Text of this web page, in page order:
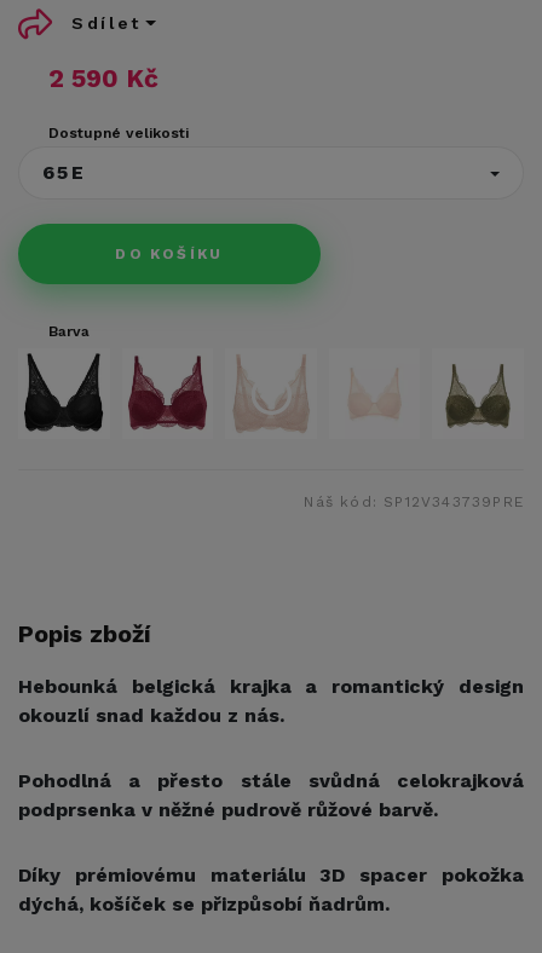
2 590 Kč
Dostupné velikosti
65E
DO KOŠÍKU
Sdílet
Barva
Náš kód: SP12V343739PRE
Popis zboží
Hebounká belgická krajka a romantický design
okouzlí snad každou z nás.
Pohodlná a přesto stále svůdná celokrajková
podprsenka v něžné pudrově růžové barvě.
Díky prémiovému materiálu 3D spacer pokožka
dýchá, košíček se přizpůsobí ňadrům.